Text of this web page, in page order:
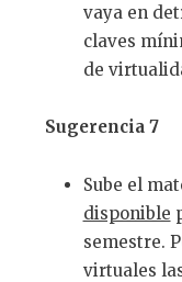
vaya en
claves
de
Sugerencia 7
Sube el
disponible
semestre.
virtuales